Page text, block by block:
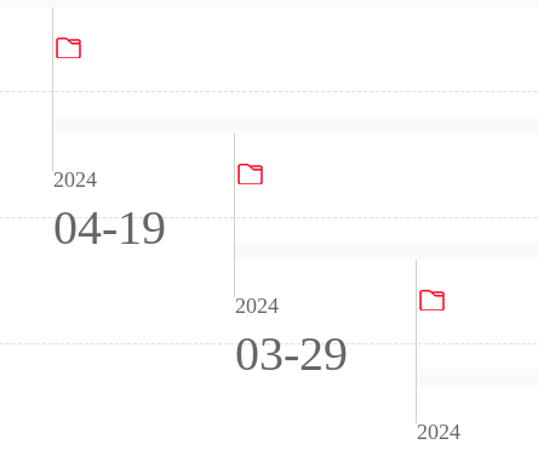
2024
04-19
2024
03-29
2024